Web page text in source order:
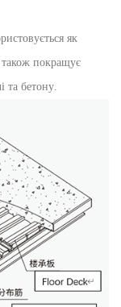
як
покращує
та бетону.